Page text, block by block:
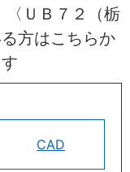
〈ＵＢ７２（栃
方はこちらか
CAD